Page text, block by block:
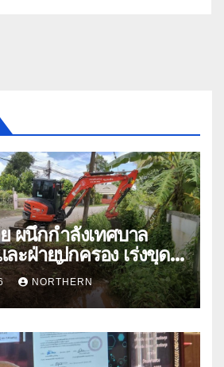
ผนึกกำลังเทศบาล
ะฝ่ายปกครอง เร่งขุด
งทางน้ำ ป้องกันและลด
NORTHERN